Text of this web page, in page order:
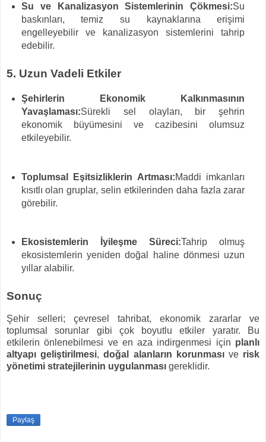
Su ve Kanalizasyon Sistemlerinin Çökmesi:Su
baskınları, temiz su kaynaklarına erişimi
engelleyebilir ve kanalizasyon sistemlerini tahrip
edebilir.
5. Uzun Vadeli Etkiler
Şehirlerin Ekonomik Kalkınmasının
Yavaşlaması:Sürekli sel olayları, bir şehrin
ekonomik büyümesini ve cazibesini olumsuz
etkileyebilir.
Toplumsal Eşitsizliklerin Artması:Maddi imkanları
kısıtlı olan gruplar, selin etkilerinden daha fazla zarar
görebilir.
Ekosistemlerin İyileşme Süreci:Tahrip olmuş
ekosistemlerin yeniden doğal haline dönmesi uzun
yıllar alabilir.
Sonuç
Şehir selleri; çevresel tahribat, ekonomik zararlar ve
toplumsal sorunlar gibi çok boyutlu etkiler yaratır. Bu
etkilerin önlenebilmesi ve en aza indirgenmesi için planlı
altyapı geliştirilmesi,doğal alanların korunmasıve risk
yönetimi stratejilerinin uygulanması gereklidir.
Paylaş